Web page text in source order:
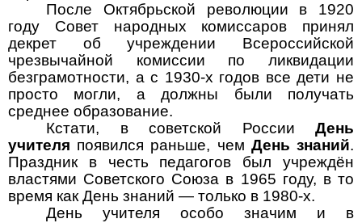
После Октябрьской революции в 1920
году Совет народных комиссаров принял
декрет об учреждении Всероссийской
чрезвычайной комиссии по ликвидации
безграмотности, а с 1930-х годов все дети не
просто могли, а должны были получать
среднее образование.
Кстати, в советской России День
учителя появился раньше, чем День знаний.
Праздник в честь педагогов был учреждён
властями Советского Союза в 1965 году, в то
время как День знаний — только в 1980-х.
День учителя особо значим и в